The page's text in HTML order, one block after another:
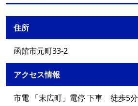
住所
函館市元町33-2
アクセス情報
市電 「末広町」電停 下車 徒歩5分